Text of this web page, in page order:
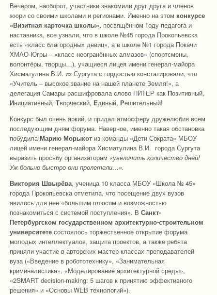
Вечером, наоборот, участники знакомили друг друга и членов
жюри со своими школами и регионами. Именно на этом конкурсе
«Визитная карточка школы», посвящённом Году педагога и
наставника, все узнали, что в школе №45 города Прокопьевска
есть «класс благородных девиц», а в школе №1 города Покачи
ХМАО-Югры – «класс неогранённых алмазов» (спортсмены,
волонтёры, творцы…), учащиеся лицея имени генерал-майора
Хисматулина В.И. из Сургута с гордостью констатировали, что
«Учитель – высокое звание на нашей планете Земля!», а
делегация Самары расшифровала слово ПИТЕР как Позитивный,
Инициативный, Творческий, Единый, Решительный!
Конкурс был очень яркий, и придал атмосферу дружелюбия всем
последующим дням форума. Наверное, именно такая обстановка
побудила Марию Морыкот из команды «Дети Сократа» МБОУ
лицей имени генерал-майора Хисматулина В.И. города Сургута
выразить просьбу организаторам «увеличить количество дней!
Уж больно быстро они пролетели…».
Виктория Швырёва, ученица 10 класса МБОУ «Школа № 45»
города Прокопьевска отметила, что посещение двух вузов
явилось для неё «большим плюсом и возможностью
познакомиться с системой поступления». В Санкт-
Петербургском государственном архитектурно-строительном
университете состоялось торжественное открытие форума
молодых интеллектуалов, защита проектов, а также ребята
приняли участие в авторских мастер-классах преподавателей
вуза («Введение в робототехнику», «Занимательная
криминалистика», «Моделирование архитектурной среды»,
«2SMART decision-making: 5 шагов к принятию эффективного
решения» и «Основы WEB технологий»).